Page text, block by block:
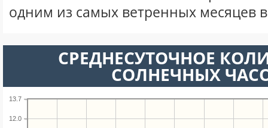
одним из самых ветренных месяцев в
СРЕДНЕСУТОЧНОЕ
СОЛНЕЧНЫХ
12.0
13.7